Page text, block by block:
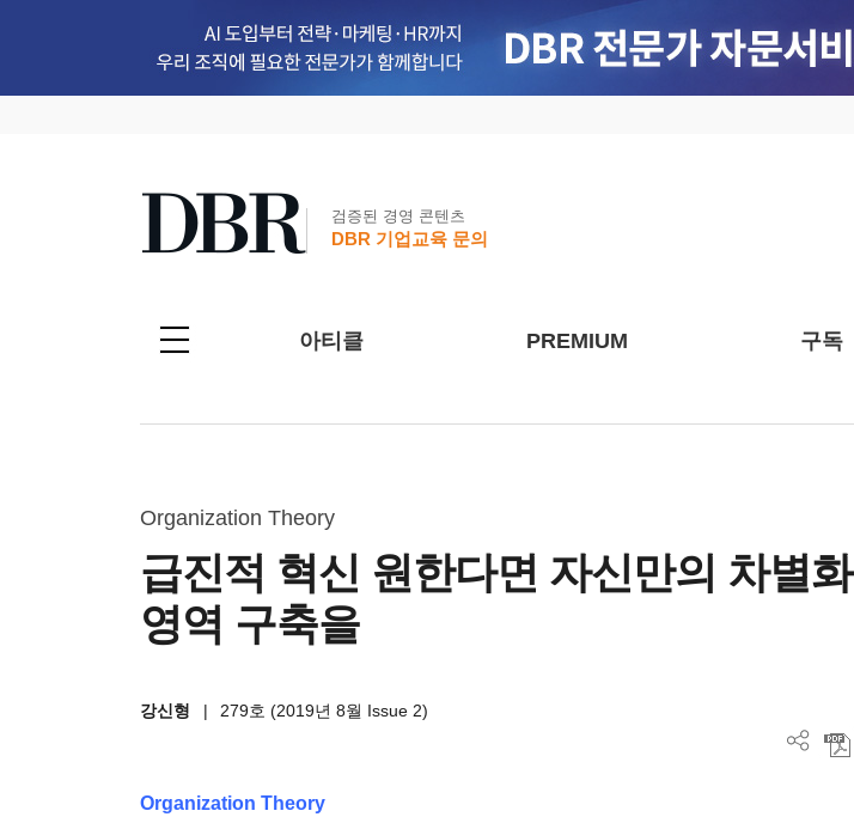
검증된 경영 콘텐츠
DBR 기업교육 문의
아티클 PREMIUM 구독
Organization Theory
급진적 혁신 원한다면 자신만의 차별화
영역 구축을
강신형 | 279호 (2019년 8월 Issue 2)
Organization Theory